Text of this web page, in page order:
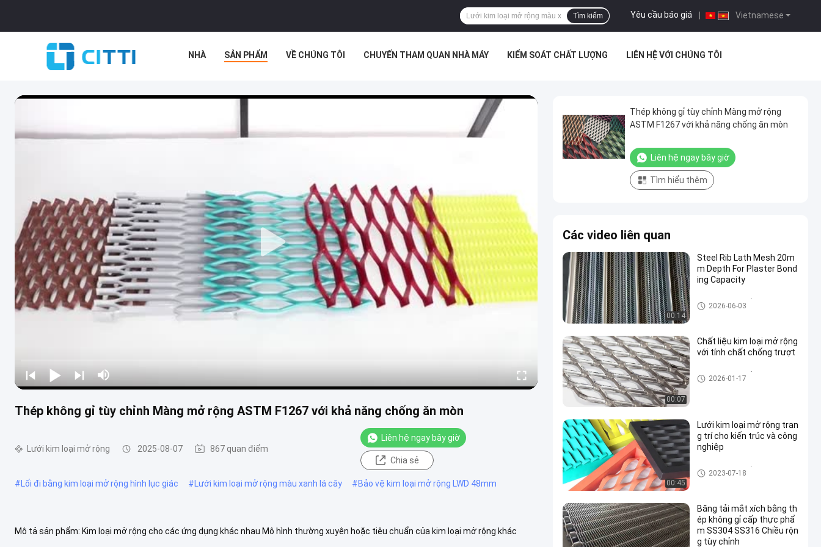
Vietnamese
Yêu cầu báo giá
Tìm kiếm
NHÀ SẢN PHẨM VỀ CHÚNG TÔI CHUYẾN THAM QUAN NHÀ MÁY KIỂM SOÁT CHẤT LƯỢNG LIÊN HỆ VỚI CHÚNG TÔI
Thép không gỉ tùy chỉnh Màng mở rộng ASTM F1267 với khả năng chống ăn mòn
Lưới kim loại mở rộng 2025-08-07 867 quan điểm
Liên hệ ngay bây giờ
Chia sẻ
#Lối đi bằng kim loại mở rộng hình lục giác #Lưới kim loại mở rộng màu xanh lá cây #Bảo vệ kim loại mở rộng LWD 48mm
Mô tả sản phẩm: Kim loại mở rộng cho các ứng dụng khác nhau Mô hình thường xuyên hoặc tiêu chuẩn của kim loại mở rộng khác
Thép không gỉ tùy chỉnh Màng mở rộng
ASTM F1267 với khả năng chống ăn mòn
Liên hệ ngay bây giờ
Tìm hiểu thêm
Các video liên quan
00:14
Steel Rib Lath Mesh 20m
m Depth For Plaster Bond
ing Capacity
Lưới kim loại mở rộng
2026-06-03
00:07
Chất liệu kim loại mở rộng
với tính chất chống trượt
Lưới kim loại mở rộng
2026-01-17
00:45
Lưới kim loại mở rộng tran
g trí cho kiến ​​trúc và công
nghiệp
Lưới kim loại mở rộng
2023-07-18
Băng tải mắt xích bằng th
ép không gỉ cấp thực phẩ
m SS304 SS316 Chiều rộn
g tùy chỉnh